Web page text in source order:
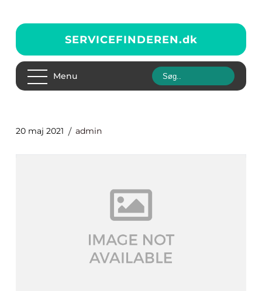
SERVICEFINDEREN.dk
Menu
20 maj 2021 admin